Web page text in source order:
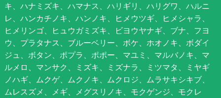
キ、ハナミズキ、ハマナス、ハリギリ、ハリグワ、ハルニ
レ、ハンカチノキ、ハンノキ、ヒメウツギ、ヒメシャラ、
ヒメリンゴ、ヒュウガミズキ、ビヨウヤナギ、ブナ、フヨ
ウ、プラタナス、ブルーベリー、ボケ、ホオノキ、ボダイ
ジュ、ボタン、ポプラ、ポポー、マユミ、マルバノキ、マ
ルメロ、マンサク、ミズキ、ミズナラ、ミツマタ、ミヤギ
ノハギ、ムクゲ、ムクノキ、ムクロジ、ムラサキシキブ、
ムレスズメ、メギ、メグスリノキ、モクゲンジ、モクレ